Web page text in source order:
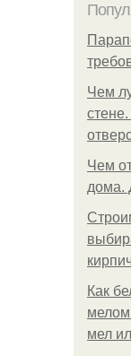
Чем
Чем
дома.
Как
мел